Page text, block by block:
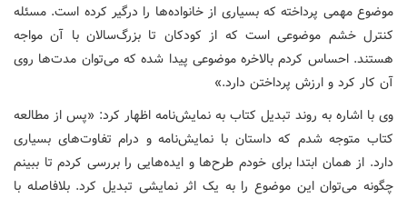
موضوع مهمی پرداخته که بسیاری از خانواده‌ها را درگیر کرده است. مسئله
کنترل خشم موضوعی است که از کودکان تا بزرگ‌سالان با آن مواجه
هستند. احساس کردم بالاخره موضوعی پیدا شده که می‌توان مدت‌ها روی
آن کار کرد و ارزش پرداختن دارد.»
وی با اشاره به روند تبدیل کتاب به نمایش‌نامه اظهار کرد: «پس از مطالعه
کتاب متوجه شدم که داستان با نمایش‌نامه و درام تفاوت‌های بسیاری
دارد. از همان ابتدا برای خودم طرح‌ها و ایده‌هایی را بررسی کردم تا ببینم
چگونه می‌توان این موضوع را به یک اثر نمایشی تبدیل کرد. بلافاصله با